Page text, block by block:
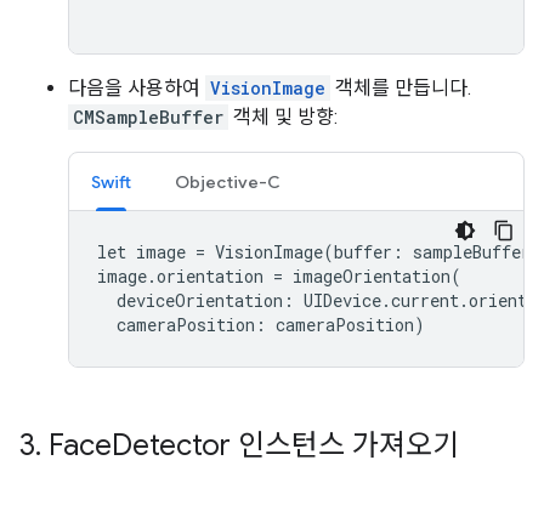
다음을 사용하여 VisionImage 객체를 만듭니다.
CMSampleBuffer 객체 및 방향:
Swift Objective-C
let image = VisionImage(buffer : sampleBuffer
image.orientation = imageOrientation(
deviceOrientation : UIDevice.current.
cameraPosition : cameraPosition)
3. FaceDetector 인스턴스 가져오기